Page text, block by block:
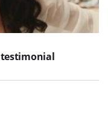
testimonial